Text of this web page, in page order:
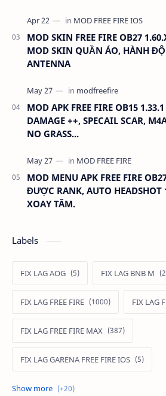
MOD SKIN FREE FIRE OB27
MOD SKIN QUẦN ÁO, HÀNH
ANTENNA
MOD APK FREE FIRE OB15
DAMAGE ++, SPECAIL SCAR,
NO GRASS...
MOD MENU APK FREE FIRE
ĐƯỢC RANK, AUTO HEADSHOT
XOAY TÂM.
Labels
FIX LAG AOG FIX LAG BNB M
FIX LAG FREE FIRE FIX LAG
FIX LAG FREE FIRE MAX
FIX LAG GARENA FREE FIRE IOS
FIX LAG LIÊN QUÂN MOBILE